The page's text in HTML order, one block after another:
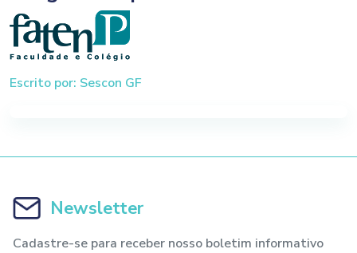
Escrito por: Sescon GF
Newsletter
Cadastre-se para receber nosso boletim informativo